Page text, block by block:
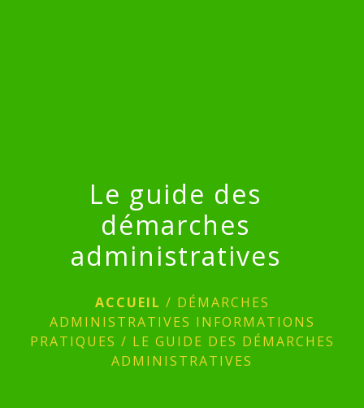
Le guide des
démarches
administratives
ACCUEIL / DÉMARCHES
ADMINISTRATIVES INFORMATIONS
PRATIQUES / LE GUIDE DES DÉMARCHES
ADMINISTRATIVES